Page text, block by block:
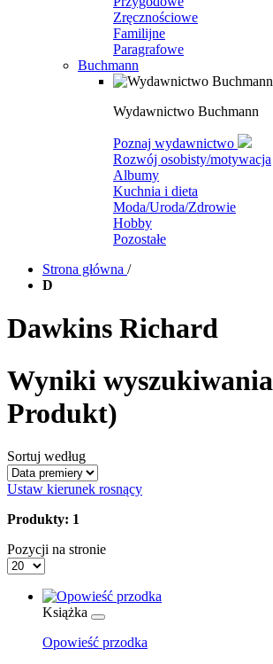
Zręcznościowe
Familijne
Paragrafowe
Buchmann
Wydawnictwo Buchmann
Poznaj wydawnictwo
Rozwój osobisty/motywacja
Albumy
Kuchnia i dieta
Moda/Uroda/Zdrowie
Hobby
Pozostałe
Strona główna /
D
Dawkins Richard
Wyniki wyszukiwania
Produkt)
Sortuj według
Ustaw kierunek rosnący
Produkty: 1
Pozycji na stronie
Książka
Opowieść przodka